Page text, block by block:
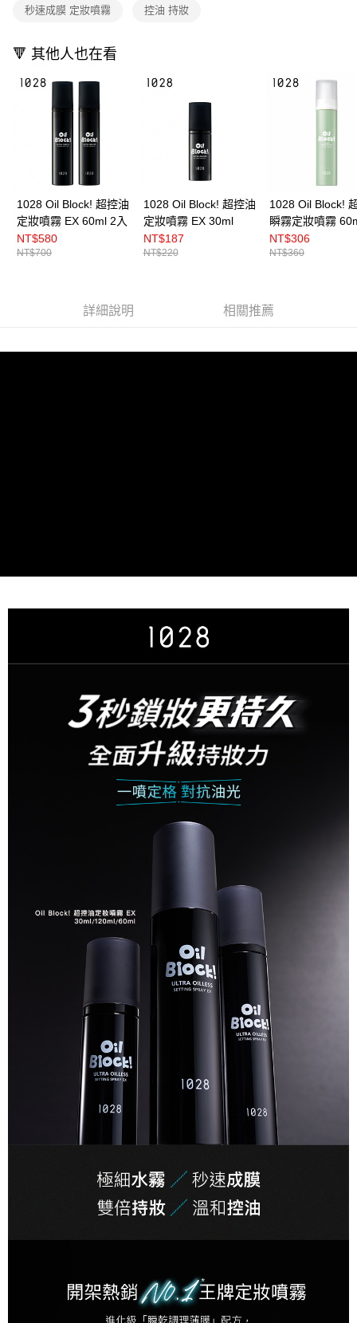
１．透過由恩沛科技股份有限公司提供之「AFTEE先享後付」服務完成之交
２．關於個人資料處理事宜，請瀏覽以下網址：
３．未成年的使用者請事先徵得法定代理人或監護人之同意方可使用
「AFTEE先享後付」，若未經同意申辦者引起之損失，本公司不負相關責
時審查核予不同之上限額度；若仍有額度不足之情形，本公司將視審查結果
５．嚴禁一人註冊多個帳號或使用他人資訊註冊。若發現惡意使用之情形，
恩沛科技股份有限公司將有權停止該用戶之使用額度並採取法律行動。
每筆NT$90，滿NT$599(含以上)免運費
秒速成膜 定妝噴霧 控油 持妝
🔻 其他人也在看
1028 Oil Block! 超控油
定妝噴霧 EX 60ml 2入
NT$580
NT$700
1028 Oil Block! 超控油
定妝噴霧 EX 30ml
NT$187
NT$220
1028 Oil Block!
瞬霧定妝噴霧
NT$306
NT$360
詳細說明 相關推薦